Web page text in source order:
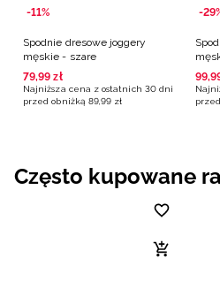
-11%
Spodnie dresowe joggery
męskie - szare
79,99 zł
Najniższa cena z ostatnich 30 dni
przed obniżką 89,99 zł
-
99,
Często kupowane